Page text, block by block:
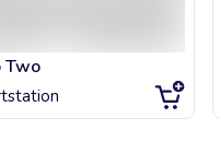
Two